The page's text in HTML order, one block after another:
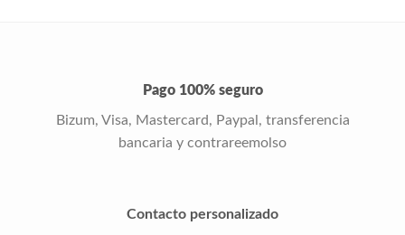
Pago 100% seguro
Bizum, Visa, Mastercard, Paypal, transferencia
bancaria y contrareemolso
Contacto personalizado